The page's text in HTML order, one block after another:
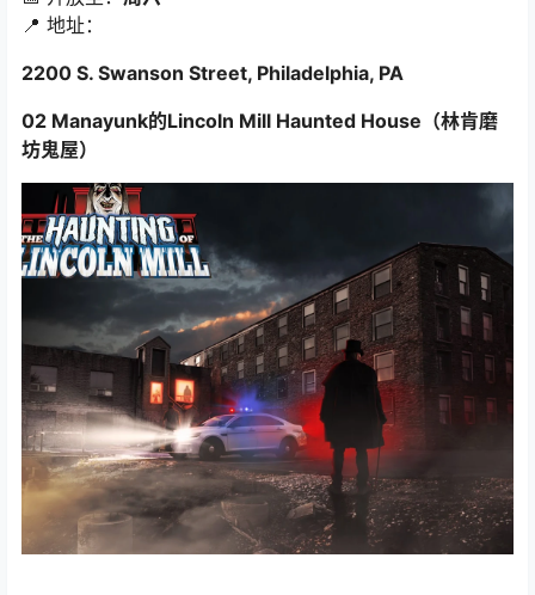
📍 地址：
2200 S. Swanson Street, Philadelphia, PA
02 Manayunk的Lincoln Mill Haunted House（林肯磨
坊鬼屋）